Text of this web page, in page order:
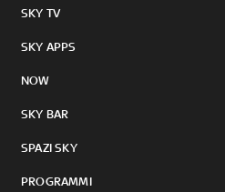
SKY TV
SKY APPS
NOW
SKY BAR
SPAZI SKY
PROGRAMMI